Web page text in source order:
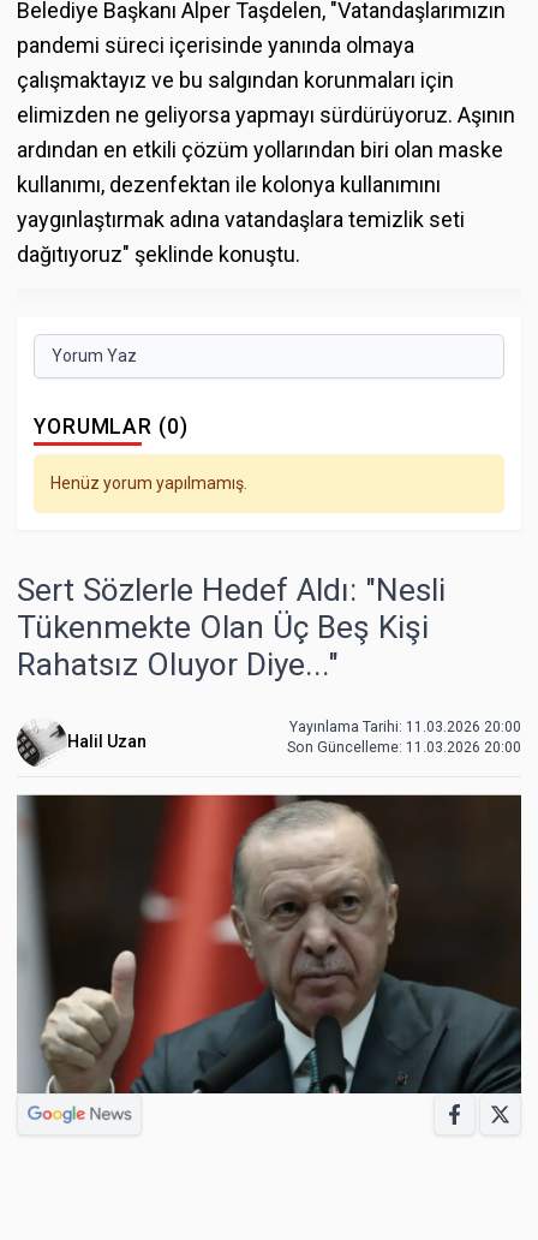
Belediye Başkanı Alper Taşdelen, "Vatandaşlarımızın
pandemi süreci içerisinde yanında olmaya
çalışmaktayız ve bu salgından korunmaları için
elimizden ne geliyorsa yapmayı sürdürüyoruz. Aşının
ardından en etkili çözüm yollarından biri olan maske
kullanımı, dezenfektan ile kolonya kullanımını
yaygınlaştırmak adına vatandaşlara temizlik seti
dağıtıyoruz" şeklinde konuştu.
Yorum Yaz
YORUMLAR (0)
Henüz yorum yapılmamış.
Sert Sözlerle Hedef Aldı: "Nesli
Tükenmekte Olan Üç Beş Kişi
Rahatsız Oluyor Diye..."
Halil Uzan
Yayınlama Tarihi: 11.03.2026 20:00
Son Güncelleme: 11.03.2026 20:00